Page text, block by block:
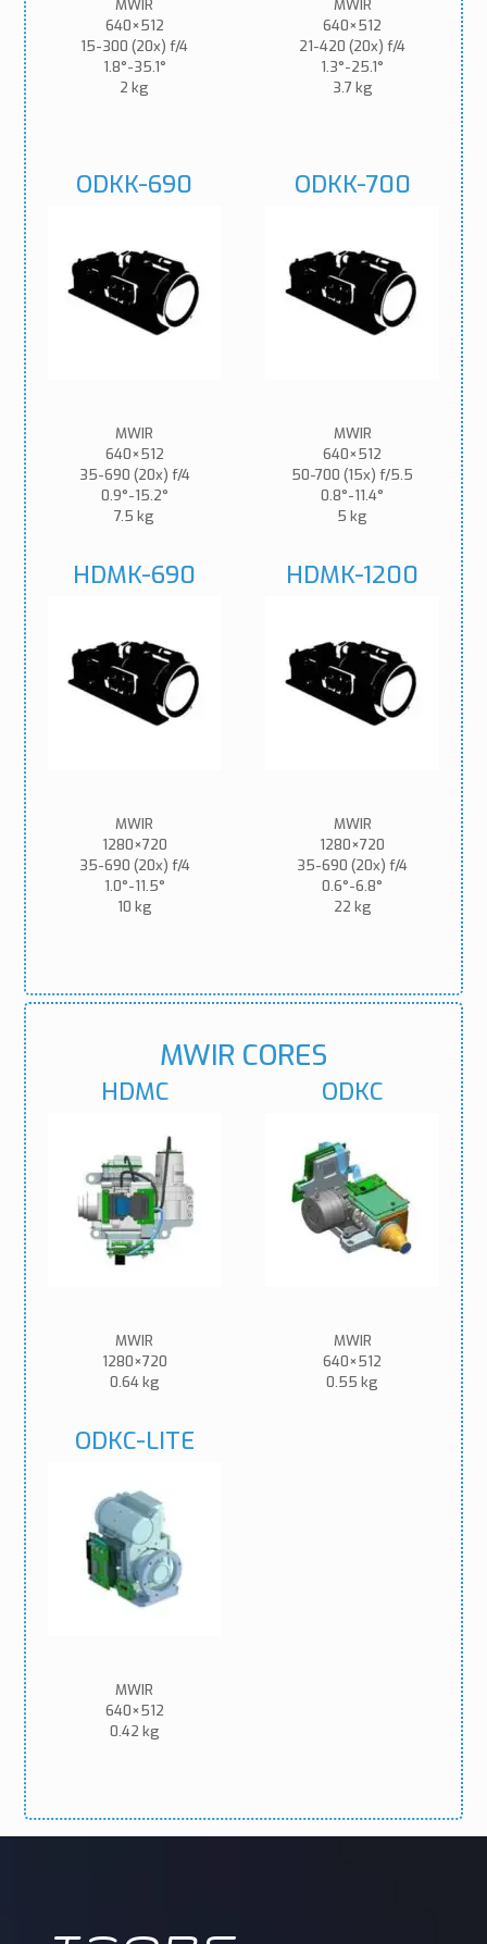
MWIR
640×512
15-300 (20x) f/4
1.8°-35.1°
2 kg
MWIR
640×512
21-420 (20x) f/4
1.3°-25.1°
3.7 kg
ODKK-690
MWIR
640×512
35-690 (20x) f/4
0.9°-15.2°
7.5 kg
ODKK-700
MWIR
640×512
50-700 (15x) f/5.5
0.8°-11.4°
5 kg
HDMK-690
MWIR
1280×720
35-690 (20x) f/4
1.0°-11.5°
10 kg
HDMK-1200
MWIR
1280×720
35-690 (20x) f/4
0.6°-6.8°
22 kg
MWIR CORES
HDMC
MWIR
1280×720
0.64 kg
ODKC
MWIR
640×512
0.55 kg
ODKC-LITE
MWIR
640×512
0.42 kg